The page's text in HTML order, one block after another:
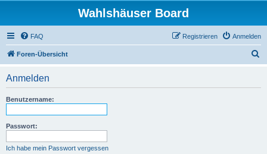
Wahlshäuser Board
FAQ Anmelden
Registrieren
Foren-Übersicht
Anmelden
Benutzername:
Passwort:
Ich habe mein Passwort vergessen